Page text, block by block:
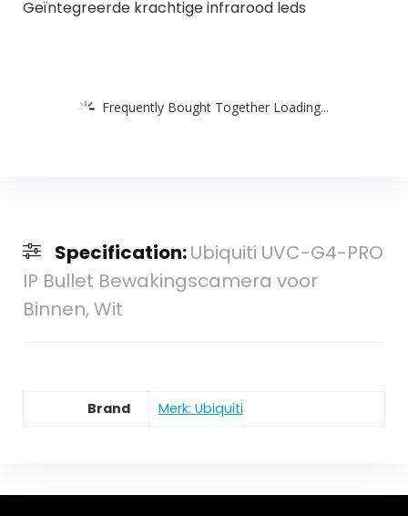
Geïntegreerde krachtige infrarood leds
Frequently Bought Together Loading...
Specification:Ubiquiti UVC-G4-PRO
IP Bullet Bewakingscamera voor
Binnen, Wit
Brand Merk: Ubiquiti